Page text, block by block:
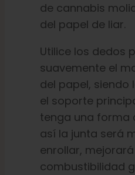
de cannabis
del papel de liar.
Utilice los dedos
suavemente el
del papel, siendo
el soporte
tenga una forma
así la junta será
enrollar,
combustibilidad